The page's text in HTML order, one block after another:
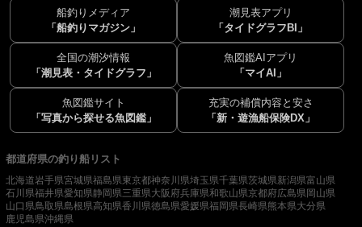
船釣りメディア
「船釣りマガジン」
潮見表アプリ
「タイドグラフBI」
全国の潮汐情報
「潮見表・タイドグラフ」
魚図鑑AIアプリ
「マイAI」
魚図鑑サイト
「写真から探せる魚図鑑」
充実の補償内容と安さ
「新・遊漁船保険DX」
都道府県の釣り船リスト
北海道岩手県宮城県福島県東京都神奈川県埼玉県千葉県茨城県新潟県富山県
石川県福井県愛知県静岡県三重県大阪府兵庫県和歌山県京都府広島県岡山県
山口県鳥取県島根県高知県香川県徳島県愛媛県福岡県長崎県熊本県大分県
鹿児島県沖縄県